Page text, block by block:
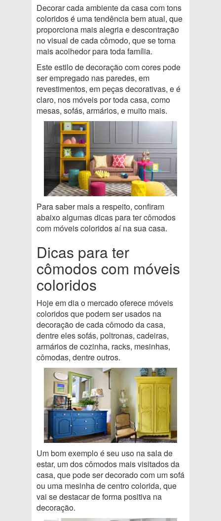
Decorar cada ambiente da casa com tons
coloridos é uma tendência bem atual, que
proporciona mais alegria e descontração
no visual de cada cômodo, que se torna
mais acolhedor para toda família.
Este estilo de decoração com cores pode
ser empregado nas paredes, em
revestimentos, em peças decorativas, e é
claro, nos móveis por toda casa, como
mesas, sofás, armários, e muito mais.
Para saber mais a respeito, confiram
abaixo algumas dicas para ter cômodos
com móveis coloridos aí na sua casa.
Dicas para ter
cômodos com móveis
coloridos
Hoje em dia o mercado oferece móveis
coloridos que podem ser usados na
decoração de cada cômodo da casa,
dentre eles sofás, poltronas, cadeiras,
armários de cozinha, racks, mesinhas,
cômodas, dentre outros.
Um bom exemplo é seu uso na sala de
estar, um dos cômodos mais visitados da
casa, que pode ser decorado com um sofá
ou uma mesinha de centro colorida, que
vai se destacar de forma positiva na
decoração.